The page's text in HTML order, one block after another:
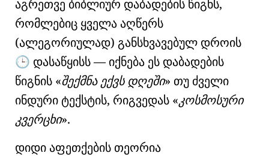
აგრეთვე ბიბლიურ დაბადების წიგნს,
რომლებიც ყველა აღწერს
(ალეგორიულად) განსხვავებულ დროის
🕒 დასაწყისს— იქნება ეს დაბადების
წიგნის შექმნა ექვს დღეში თუ ძველი
ინდური ტექსტის, რიგვედას კოსმოსური
კვერცხი .
დიდი აფეთქების თეორია